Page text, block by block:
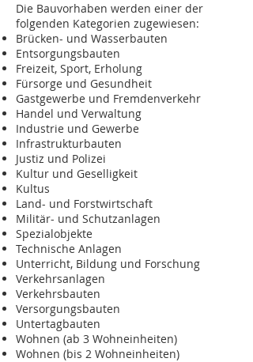
Die Bauvorhaben werden einer der
folgenden Kategorien zugewiesen:
Brücken- und Wasserbauten
Entsorgungsbauten
Freizeit, Sport, Erholung
Fürsorge und Gesundheit
Gastgewerbe und Fremdenverkehr
Handel und Verwaltung
Industrie und Gewerbe
Infrastrukturbauten
Justiz und Polizei
Kultur und Geselligkeit
Kultus
Land- und Forstwirtschaft
Militär- und Schutzanlagen
Spezialobjekte
Technische Anlagen
Unterricht, Bildung und Forschung
Verkehrsanlagen
Verkehrsbauten
Versorgungsbauten
Untertagbauten
Wohnen (ab 3 Wohneinheiten)
Wohnen (bis 2 Wohneinheiten)